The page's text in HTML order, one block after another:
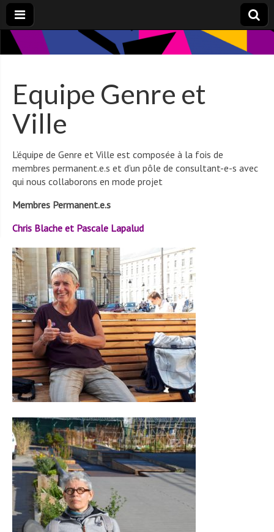
Equipe Genre et
Ville
L’équipe de Genre et Ville est composée à la fois de
membres permanent.e.s et d’un pôle de consultant-e-s avec
qui nous collaborons en mode projet
Membres Permanent.e.s
Chris Blache et Pascale Lapalud